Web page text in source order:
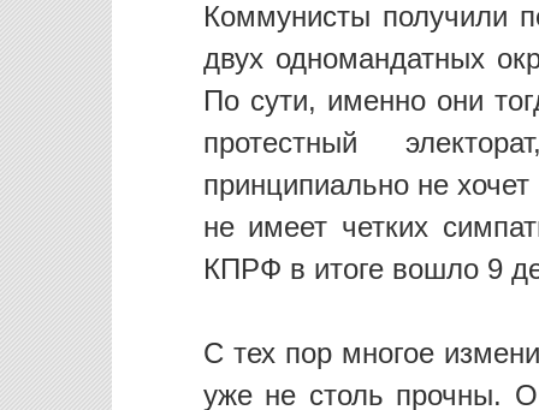
Коммунисты получили
двух одномандатных
По сути, именно они
протестный
принципиально не
не имеет четких
КПРФ в итоге вошло 9
С тех пор многое
уже не столь прочны.